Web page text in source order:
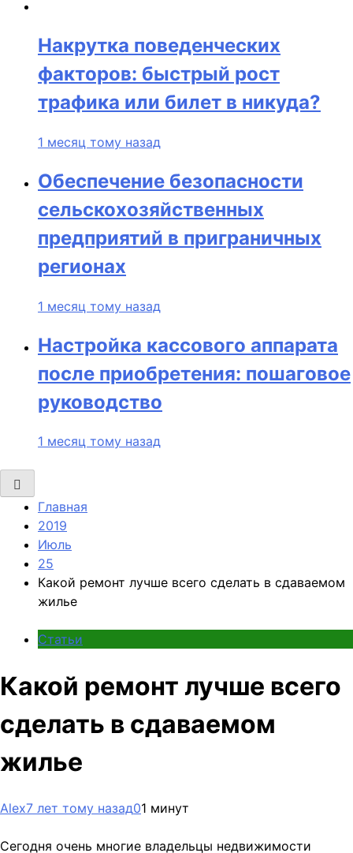
Накрутка поведенческих
факторов: быстрый рост
трафика или билет в никуда?
1 месяц тому назад
Обеспечение безопасности
сельскохозяйственных
предприятий в приграничных
регионах
1 месяц тому назад
Настройка кассового аппарата
после приобретения: пошаговое
руководство
1 месяц тому назад
Главная
2019
Июль
25
Какой ремонт лучше всего сделать в сдаваемом
жилье
Статьи
Какой ремонт лучше всего
сделать в сдаваемом
жилье
Alex7 лет тому назад01 минут
Сегодня очень многие владельцы недвижимости